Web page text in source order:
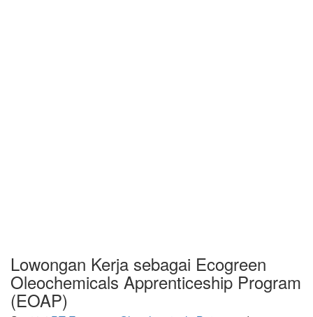
Lowongan Kerja sebagai Ecogreen
Oleochemicals Apprenticeship Program
(EOAP)